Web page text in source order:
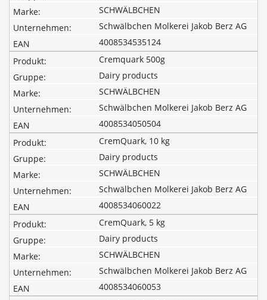
SCHWÄLBCHEN
Schwälbchen Molkerei Jakob Berz AG
4008534535124
Cremquark 500g
Dairy products
SCHWÄLBCHEN
Schwälbchen Molkerei Jakob Berz AG
4008534050504
CremQuark, 10 kg
Dairy products
SCHWÄLBCHEN
Schwälbchen Molkerei Jakob Berz AG
4008534060022
CremQuark, 5 kg
Dairy products
SCHWÄLBCHEN
Schwälbchen Molkerei Jakob Berz AG
4008534060053